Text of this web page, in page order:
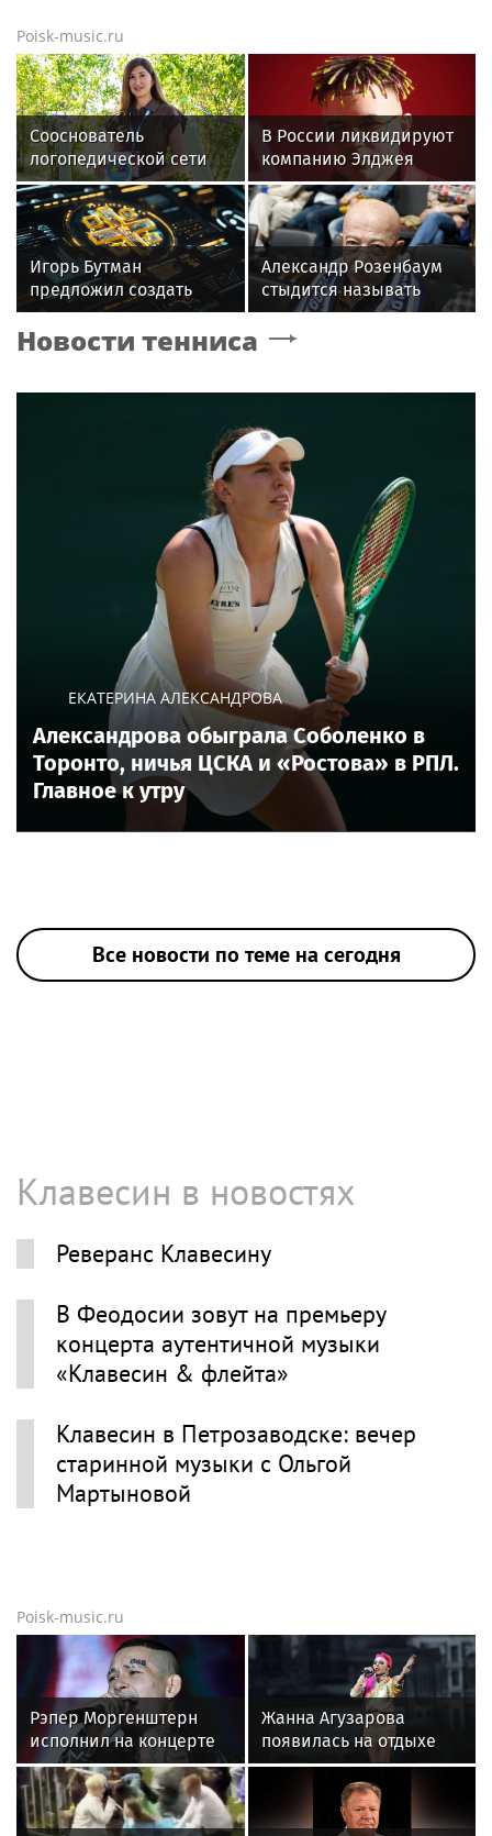
Poisk-music.ru
Сооснователь
логопедической сети
«Разноцветные
цыплята» выступила на
VK Fest
В России ликвидируют
компанию Элджея
Игорь Бутман
предложил создать
консерваторию для
джаза в России
Александр Розенбаум
стыдится называть
себя звездой
Новости тенниса
ЕКАТЕРИНА АЛЕКСАНДРОВА
Александрова обыграла Соболенко в
Торонто, ничья ЦСКА и «Ростова» в РПЛ.
Главное к утру
Все новости по теме на сегодня
Клавесин в новостях
Реверанс Клавесину
В Феодосии зовут на премьеру
концерта аутентичной музыки
«Клавесин & флейта»
Клавесин в Петрозаводске: вечер
старинной музыки с Ольгой
Мартыновой
Poisk-music.ru
Рэпер Моргенштерн
исполнил на концерте
песню Мии Бойки
"Базовый минимум"
Жанна Агузарова
появилась на отдыхе
с 22-летним
фотографом